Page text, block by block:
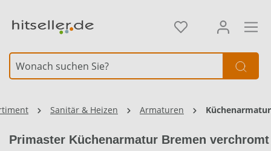
Sanitär & Heizen Armaturen
Primaster Küchenarmatur Bremen verchromt